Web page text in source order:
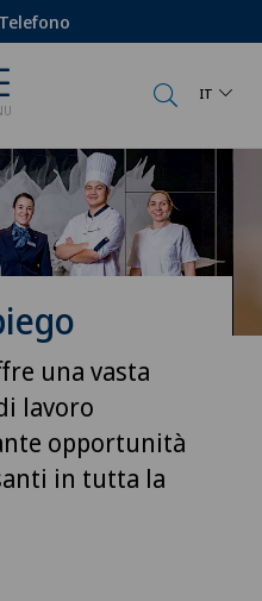
Telefono
IT
una vasta
lavoro
opportunità
in tutta la